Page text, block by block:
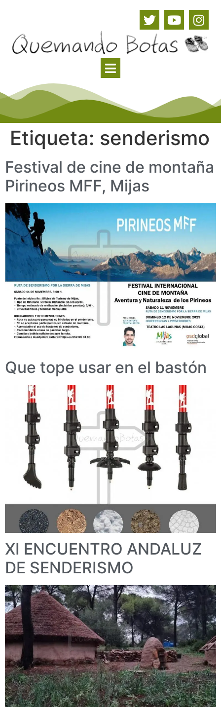
Etiqueta: senderismo
Festival de cine de montaña
Pirineos MFF, Mijas
Que tope usar en el bastón
XI ENCUENTRO ANDALUZ
DE SENDERISMO